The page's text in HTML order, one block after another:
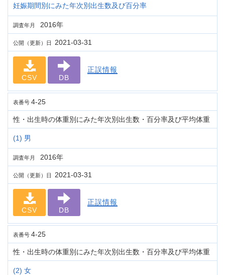
妊娠期間別にみた年次別出生数及び百分率
調査年月 2016年
公開（更新）日 2021-03-31
CSV DB
正誤情報
表番号 4-25
性・出生時の体重別にみた年次別出生数・百分率及び平均体重
(1) 男
調査年月 2016年
公開（更新）日 2021-03-31
CSV DB
正誤情報
表番号 4-25
性・出生時の体重別にみた年次別出生数・百分率及び平均体重
(2) 女